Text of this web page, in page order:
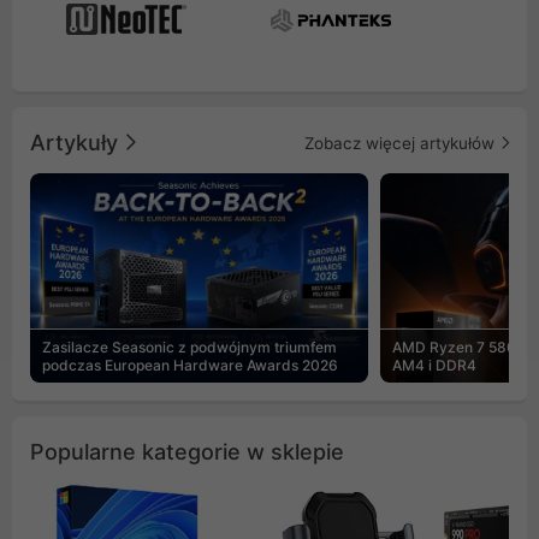
Artykuły Zobacz więcej artykułów
Zasilacze Seasonic z podwójnym triumfem
podczas European Hardware Awards 2026
AMD Ryzen 7
AM4 i DDR4
Popularne kategorie w sklepie